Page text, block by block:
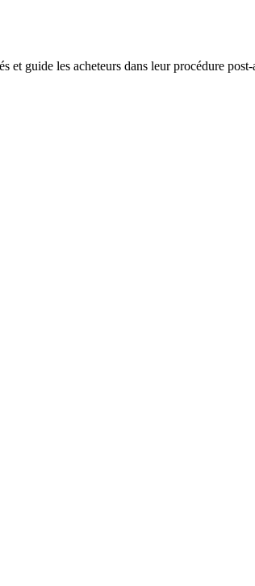
guide les acheteurs dans leur procédure post-